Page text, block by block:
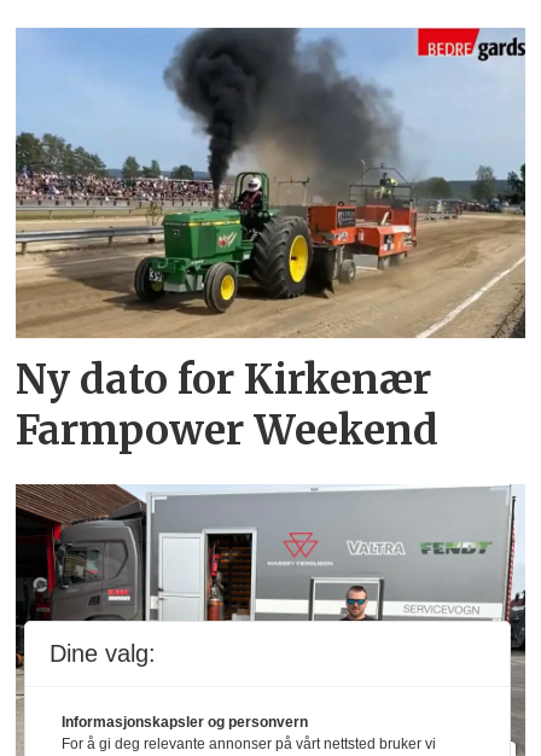
Ny dato for Kirkenær
Farmpower Weekend
Dine valg:
Informasjonskapsler og personvern
For å gi deg relevante annonser på vårt nettsted bruker vi